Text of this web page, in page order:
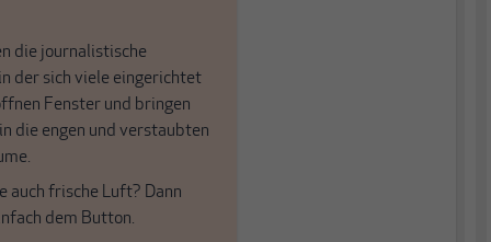
die journalistische
der sich viele eingerichtet
Fenster und bringen
die engen und verstaubten
auch frische Luft? Dann
dem Button.